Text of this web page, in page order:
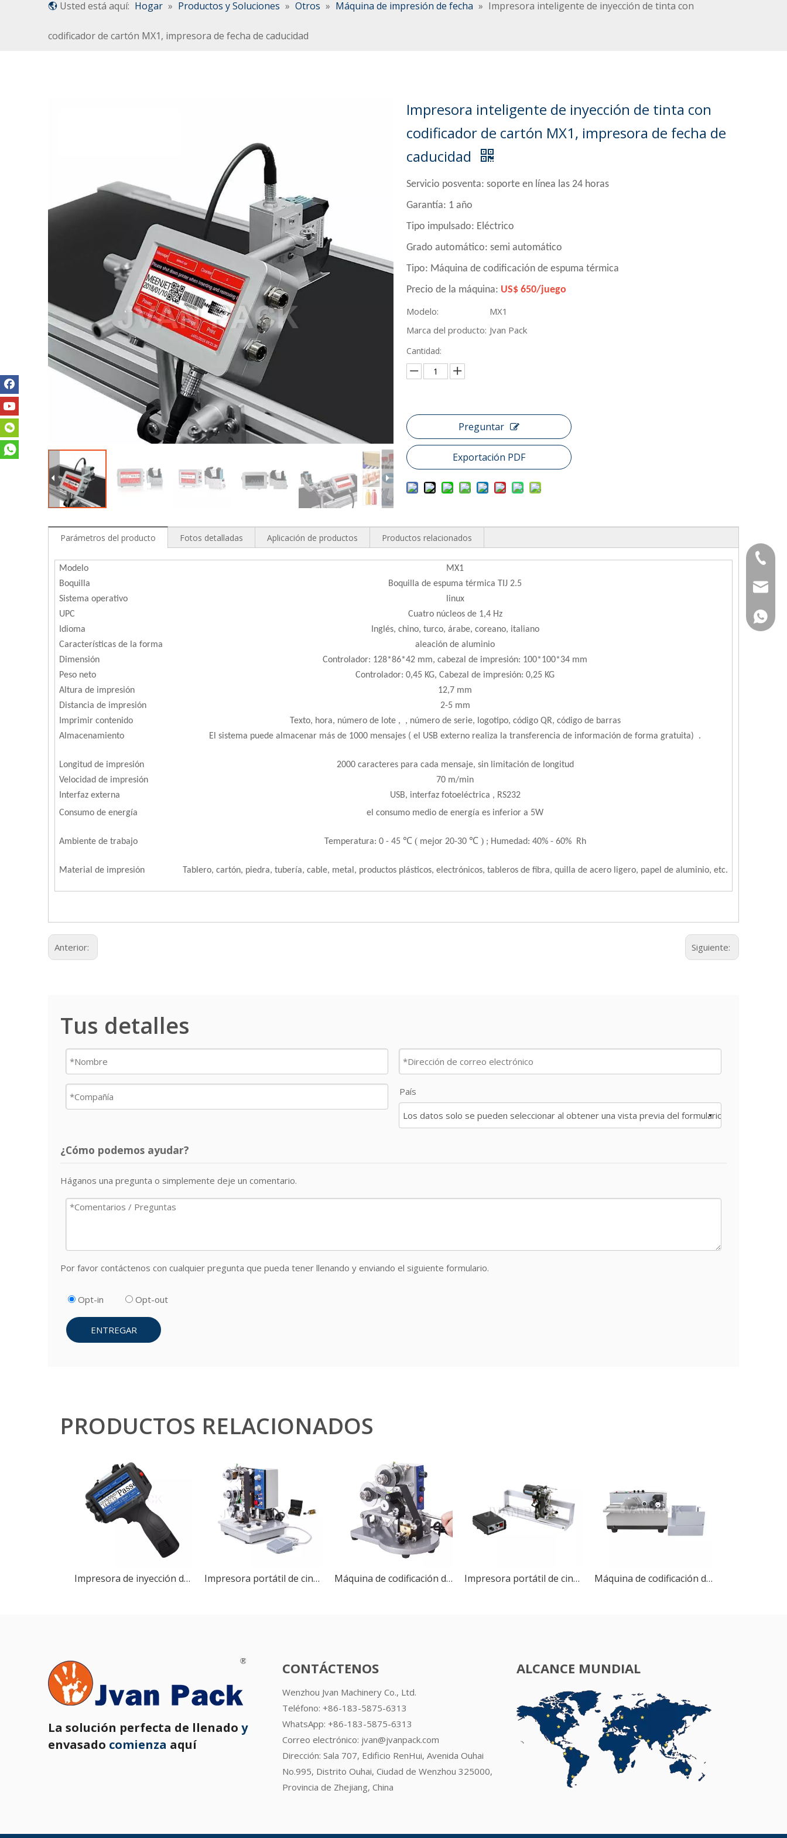
Usted está aquí: Hogar » Productos y Soluciones » Otros » Máquina de impresión de fecha » Impresora inteligente de inyección de tinta con
codificador de cartón MX1, impresora de fecha de caducidad
Impresora inteligente de inyección de tinta con
codificador de cartón MX1, impresora de fecha de
caducidad
Servicio posventa: soporte en línea las 24 horas
Garantía: 1 año
Tipo impulsado: Eléctrico
Grado automático: semi automático
Tipo: Máquina de codificación de espuma térmica
Precio de la máquina: US$ 650/juego
Modelo:
MX1
Marca del producto: Jvan Pack
Cantidad:
Preguntar
Exportación PDF
Parámetros del producto Fotos detalladas Aplicación de productos Productos relacionados
Modelo
MX1
Boquilla
Boquilla de espuma térmica TIJ 2.5
Sistema operativo
linux
UPC
Cuatro núcleos de 1,4 Hz
Idioma
Inglés, chino, turco, árabe, coreano, italiano
Características de la forma
aleación de aluminio
Dimensión
Controlador: 128*86*42 mm, cabezal de impresión: 100*100*34 mm
Peso neto
Controlador: 0,45 KG, Cabezal de impresión: 0,25 KG
Altura de impresión
12,7 mm
Distancia de impresión
2-5 mm
Imprimir contenido
Texto, hora, número de lote , , número de serie, logotipo, código QR, código de barras
Almacenamiento
El sistema puede almacenar más de 1000 mensajes ( el USB externo realiza la transferencia de información de forma gratuita) .
Longitud de impresión
2000 caracteres para cada mensaje, sin limitación de longitud
Velocidad de impresión
70 m/min
Interfaz externa
USB, interfaz fotoeléctrica , RS232
Consumo de energía
el consumo medio de energía es inferior a 5W
Ambiente de trabajo Temperatura: 0 - 45 ℃ ( mejor 20-30 ℃ ) ; Humedad: 40% - 60% Rh
Material de impresión Tablero, cartón, piedra, tubería, cable, metal, productos plásticos, electrónicos, tableros de fibra, quilla de acero ligero, papel de aluminio, etc.
Anterior: Siguiente:
Tus detalles
País
¿Cómo podemos ayudar?
Háganos una pregunta o simplemente deje un comentario.
Por favor contáctenos con cualquier pregunta que pueda tener llenando y enviando el siguiente formulario.
Opt-in Opt-out
ENTREGAR
PRODUCTOS RELACIONADOS
Impresora de inyección de tinta portátil M6 Impresora portátil de cinta de color HP-241B Dektop, máquina de codificación de fecha de caducidad para bolsa Máquina de codificación de fecha de caducidad por lotes de impresora de código de cinta térmica Manual DY-8 Impresora portátil de cinta de color, máquina de estampación en caliente, máquina de codificación de fecha de caducidad Máquina de codificación de rollos de tinta sólida continua MY-380F, impresora de códigos de tarjetas, máquina de impresión de fecha
La solución perfecta de llenado y
envasado comienza aquí
CONTÁCTENOS
Wenzhou Jvan Machinery Co., Ltd.
Teléfono: +86-183-5875-6313
WhatsApp: +86-183-5875-6313
Correo electrónico: jvan@jvanpack.com
Dirección: Sala 707, Edificio RenHui, Avenida Ouhai
No.995, Distrito Ouhai, Ciudad de Wenzhou 325000,
Provincia de Zhejiang, China
ALCANCE MUNDIAL
+86-
+86-